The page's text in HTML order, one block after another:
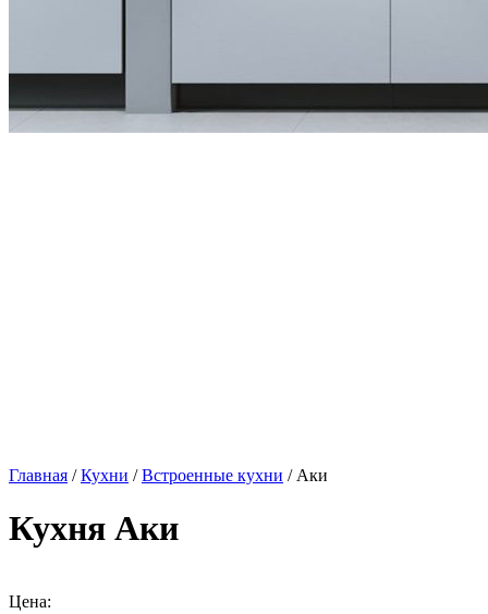
Главная /Кухни /Встроенные кухни / Аки
Кухня Аки
Цена: